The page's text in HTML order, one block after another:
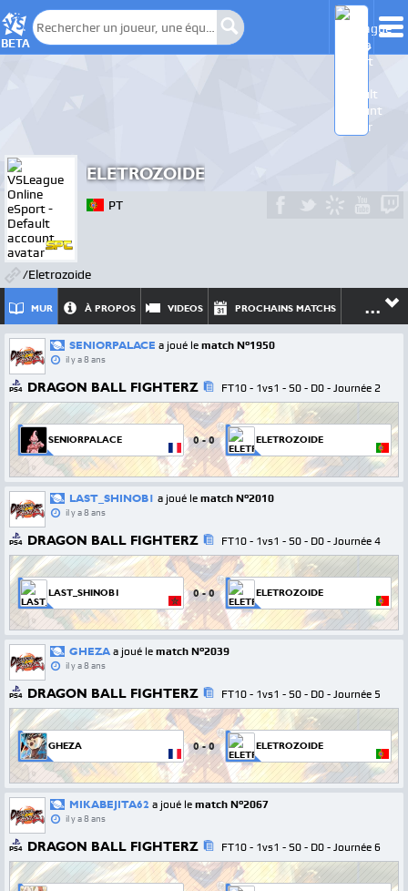
BETA
ELETROZOIDE
/Eletrozoide
PT
MUR À PROPOS VIDEOS PROCHAINS MATCHS ...
SENIORPALACE a joué le match N°1950
il y a 8 ans
PS4 DRAGON BALL FIGHTERZ FT10 - 1vs1 - S0 - D0 - Journée 2
SENIORPALACE 0-0 ELETROZOIDE
LAST_SHINOB1 a joué le match N°2010
il y a 8 ans
PS4 DRAGON BALL FIGHTERZ FT10 - 1vs1 - S0 - D0 - Journée 4
LAST_SHINOB1 0-0 ELETROZOIDE
GHEZA a joué le match N°2039
il y a 8 ans
PS4 DRAGON BALL FIGHTERZ FT10 - 1vs1 - S0 - D0 - Journée 5
GHEZA 0-0 ELETROZOIDE
MIKABEJITA62 a joué le match N°2067
il y a 8 ans
PS4 DRAGON BALL FIGHTERZ FT10 - 1vs1 - S0 - D0 - Journée 6